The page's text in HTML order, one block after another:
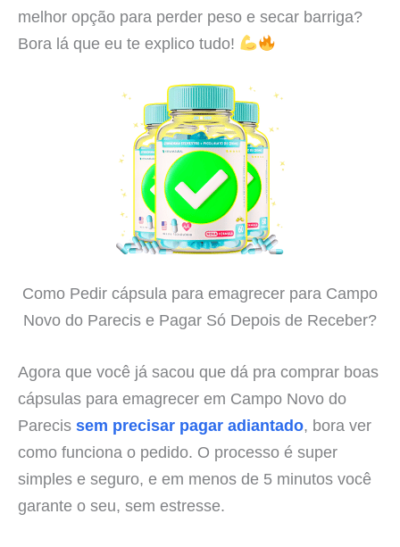
melhor opção para perder peso e secar barriga?
Bora lá que eu te explico tudo!
Como Pedir cápsula para emagrecer para Campo
Novo do Parecis e Pagar Só Depois de Receber?
Agora que você já sacou que dá pra comprar boas
cápsulas para emagrecer em Campo Novo do
Parecis sem precisar pagar adiantado, bora ver
como funciona o pedido. O processo é super
simples e seguro, e em menos de 5 minutos você
garante o seu, sem estresse.